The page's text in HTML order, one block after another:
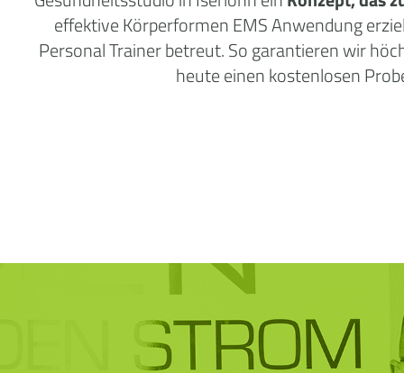
effektive Körperformen EMS Anwendung
Personal Trainer betreut. So garantieren wir
heute einen kostenlosen